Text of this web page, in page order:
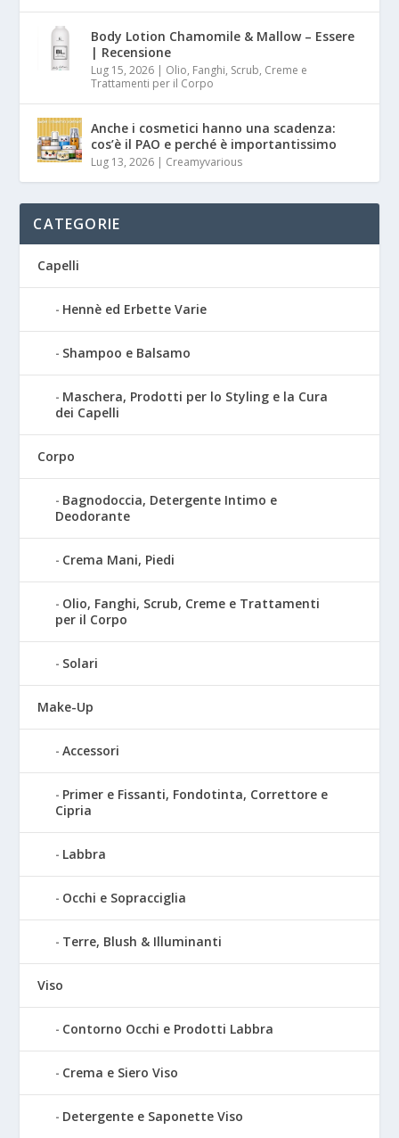
Body Lotion Chamomile & Mallow – Essere
| Recensione
Lug 15, 2026 | Olio, Fanghi, Scrub, Creme e
Trattamenti per il Corpo
Anche i cosmetici hanno una scadenza:
cos’è il PAO e perché è importantissimo
Lug 13, 2026 | Creamyvarious
CATEGORIE
Capelli
Hennè ed Erbette Varie
Shampoo e Balsamo
Maschera, Prodotti per lo Styling e la Cura
dei Capelli
Corpo
Bagnodoccia, Detergente Intimo e
Deodorante
Crema Mani, Piedi
Olio, Fanghi, Scrub, Creme e Trattamenti
per il Corpo
Solari
Make-Up
Accessori
Primer e Fissanti, Fondotinta, Correttore e
Cipria
Labbra
Occhi e Sopracciglia
Terre, Blush & Illuminanti
Viso
Contorno Occhi e Prodotti Labbra
Crema e Siero Viso
Detergente e Saponette Viso